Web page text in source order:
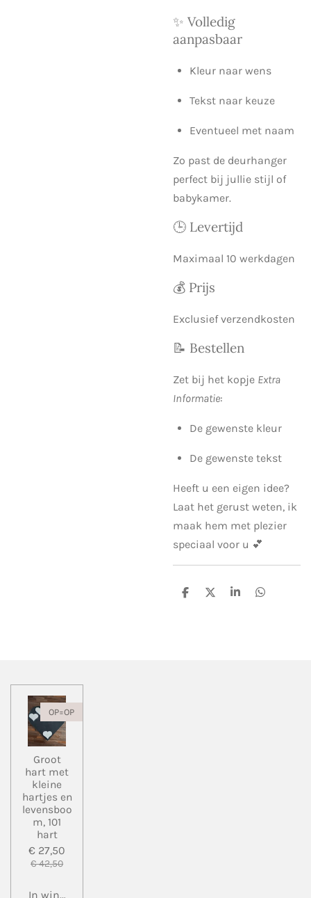
✨ Volledig
aanpasbaar
Kleur naar wens
Tekst naar keuze
Eventueel met naam
Zo past de deurhanger
perfect bij jullie stijl of
babykamer.
🕒 Levertijd
Maximaal 10 werkdagen
💰 Prijs
Exclusief verzendkosten
📝 Bestellen
Zet bij het kopje Extra
Informatie:
De gewenste kleur
De gewenste tekst
Heeft u een eigen idee?
Laat het gerust weten, ik
maak hem met plezier
speciaal voor u 💕
D
D
S
D
OP=OP
Groot
hart met
kleine
hartjes en
levensboo
m, 101
hart
€ 27,50
€ 42,50
In winkelwagen